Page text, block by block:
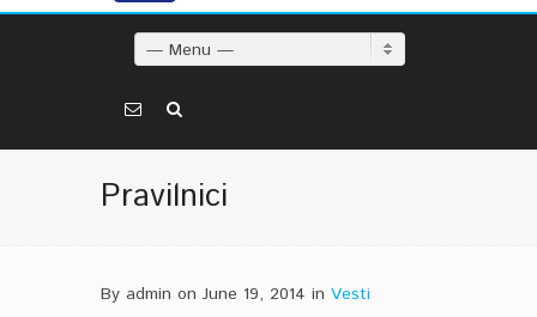
— Menu —
Pravilnici
By admin on June 19, 2014 in Vesti